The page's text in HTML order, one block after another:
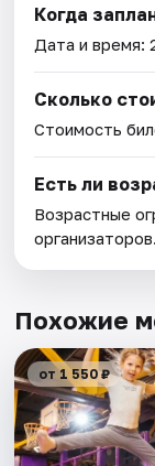
Когда
Дата и время:
Сколько
Стоимость
Есть ли
Возрастные
организаторов.
Похожие
от 1 550 ₽